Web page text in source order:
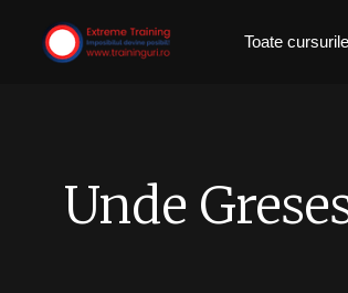
Toate cursurile
Unde